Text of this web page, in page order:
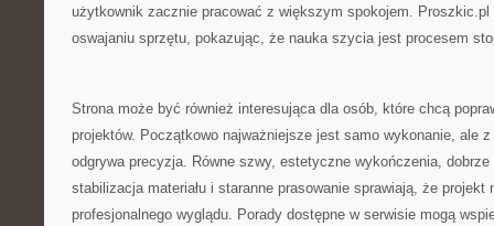
użytkownik zacznie pracować z większym spokojem.
oswajaniu sprzętu, pokazując, że nauka szycia jest procesem
Strona może być również interesująca dla osób, które chcą
projektów. Początkowo najważniejsze jest samo wykonanie, ale
odgrywa precyzja. Równe szwy, estetyczne wykończenia, dobrze
stabilizacja materiału i staranne prasowanie sprawiają, że projekt
profesjonalnego wyglądu. Porady dostępne w serwisie mogą